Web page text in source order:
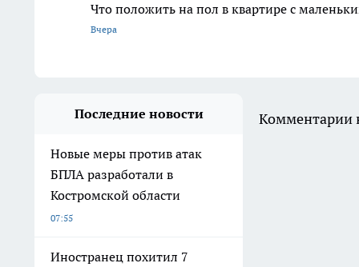
Что положить на пол в квартире с
Вчера
Последние новости
Новые меры против атак
БПЛА разработали в
Костромской области
07:55
Иностранец похитил 7
Комментарии